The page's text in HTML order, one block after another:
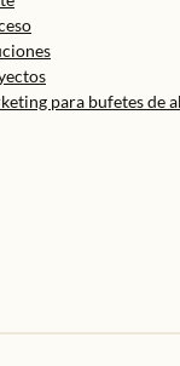
para bufetes de